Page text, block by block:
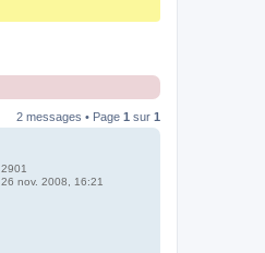
2 messages • Page 1 sur 1
2901
26 nov. 2008, 16:21